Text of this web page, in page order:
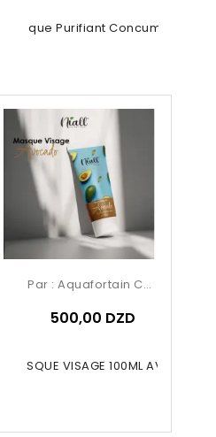
Masque Purifiant Concumbre
MASQUE VISAGE 100ML AVOCADO
Par : Aquafortain Cosmetics
500,00 DZD